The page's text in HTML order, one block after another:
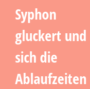
Syphon
gluckert und
sich die
Ablaufzeiten